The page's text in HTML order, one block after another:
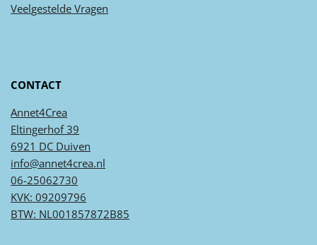
Veelgestelde Vragen
CONTACT
Annet4Crea
Eltingerhof 39
6921 DC Duiven
info@annet4crea.nl
06-25062730
KVK: 09209796
BTW: NL001857872B85